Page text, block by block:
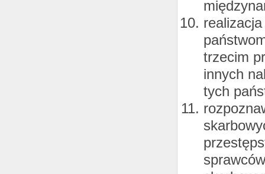
trzecim
innych
tych